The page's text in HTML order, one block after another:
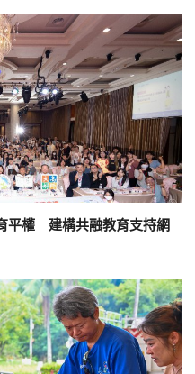
平權 建構共融教育支持網